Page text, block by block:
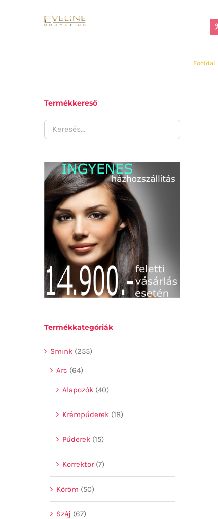
Főoldal
Termékkereső
Termékkategóriák
Smink (255)
Arc (64)
Alapozók (40)
Krémpúderek (18)
Púderek (15)
Korrektor (7)
Köröm (50)
Száj (67)